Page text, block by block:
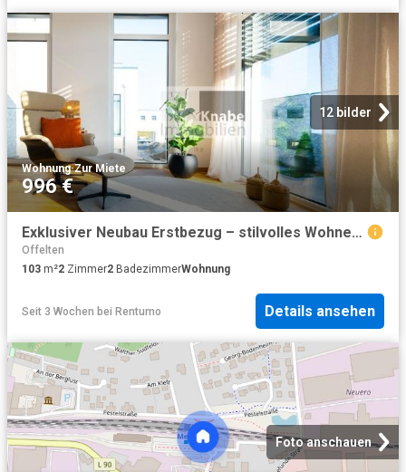
12 bilder
Wohnung·Zur Miete
996 €
Exklusiver Neubau Erstbezug – stilvolles Wohnen auf höchstem Niveau!
Offelten
103 m²2 Zimmer2 BadezimmerWohnung
Seit 3 Wochen bei Rentumo Details ansehen
Foto anschauen